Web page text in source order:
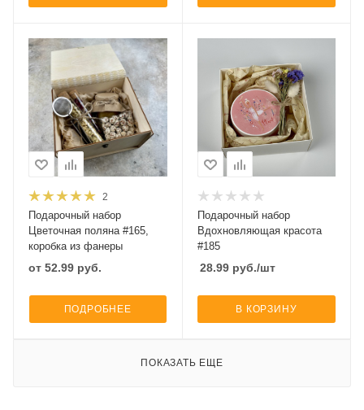
2
Подарочный набор
Цветочная поляна #165,
коробка из фанеры
от 52.99 руб.
ПОДРОБНЕЕ
Подарочный набор
Вдохновляющая красота
#185
28.99руб./шт
В КОРЗИНУ
ПОКАЗАТЬ ЕЩЕ